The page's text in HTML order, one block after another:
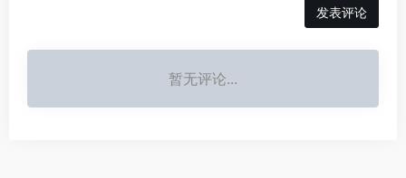
发表评论
暂无评论...